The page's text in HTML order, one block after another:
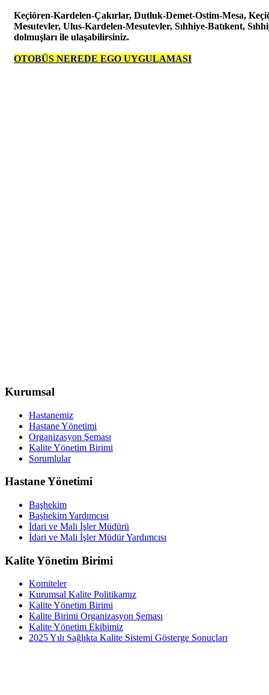
Keçiören-Kardelen-Çakırlar, Dutluk-Demet-Ostim-Mesa,
Mesutevler, Ulus-Kardelen-Mesutevler, Sıhhiye-Batıkent,
dolmuşları ile ulaşabilirsiniz.
OTOBÜS NEREDE EGO UYGULAMASI
Kurumsal
Hastanemiz
Hastane Yönetimi
Organizasyon Şeması
Kalite Yönetim Birimi
Sorumlular
Hastane Yönetimi
Başhekim
Başhekim Yardımcısı
İdari ve Mali İşler Müdürü
İdari ve Mali İşler Müdür Yardımcısı
Kalite Yönetim Birimi
Komiteler
Kurumsal Kalite Politikamız
Kalite Yönetim Birimi
Kalite Birimi Organizasyon Şeması
Kalite Yönetim Ekibimiz
2025 Yılı Sağlıkta Kalite Sistemi Gösterge Sonuçları